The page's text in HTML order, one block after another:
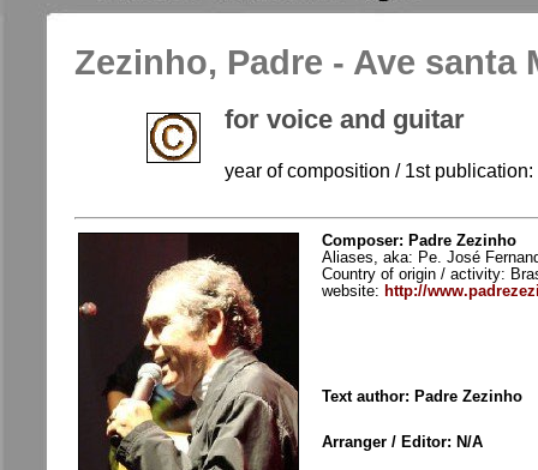
Zezinho, Padre - Ave santa
for voice and guitar
year of composition / 1st publication:
Composer: Padre Zezinho
Aliases, aka: Pe. José
Country of origin / activity:
website: http://
Text author: Padre Zezinho
Arranger / Editor: N/A